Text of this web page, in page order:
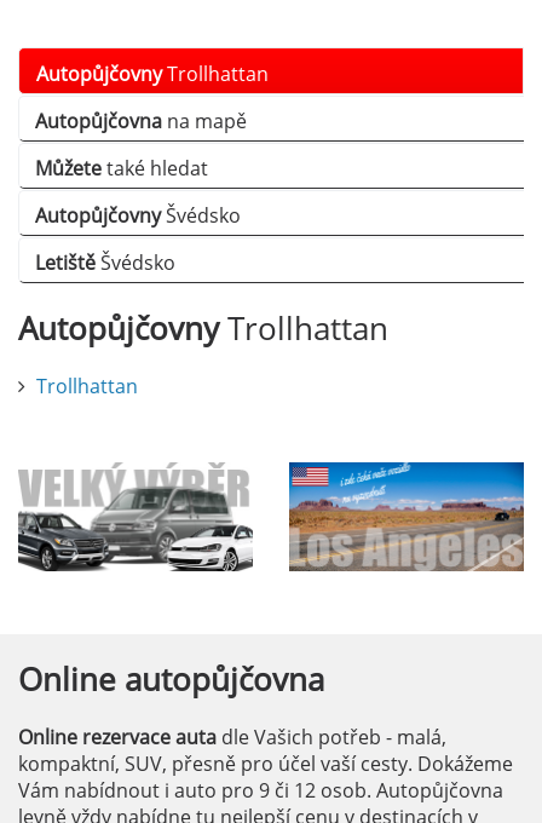
AutopůjčovnyTrollhattan
Autopůjčovna na mapě
Můžetetaké hledat
AutopůjčovnyŠvédsko
LetištěŠvédsko
AutopůjčovnyTrollhattan
Trollhattan
Online autopůjčovna
Online rezervace auta dle Vašich potřeb - malá,
kompaktní, SUV, přesně pro účel vaší cesty. Dokážeme
Vám nabídnout i auto pro 9 či 12 osob. Autopůjčovna
levně vždy nabídne tu nejlepší cenu v destinacích v